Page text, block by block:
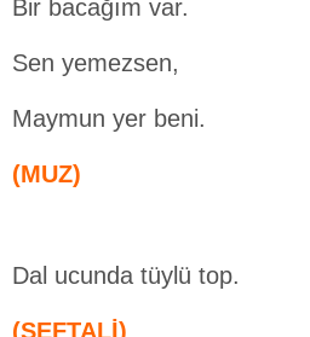
Bir bacağım var.
Sen yemezsen,
Maymun yer beni.
(MUZ)
Dal ucunda tüylü top.
(ŞEFTALİ)